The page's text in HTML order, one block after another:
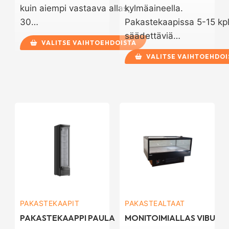
kuin aiempi vastaava allas,
30…
VALITSE VAIHTOEHDOISTA
kylmäaineella.
Pakastekaapissa 5-15 kpl
säädettäviä…
VALITSE
PAKASTEKAAPIT
PAKASTEKAAPPI PAULA
PAKASTEALTAAT
MONITOIMIALLAS VIBU